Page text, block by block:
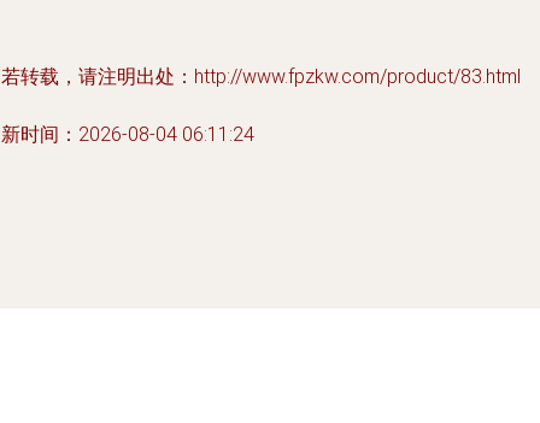
转载，请注明出处：http://www.fpzkw.com/product/83.html
时间：2026-08-04 06:11:24